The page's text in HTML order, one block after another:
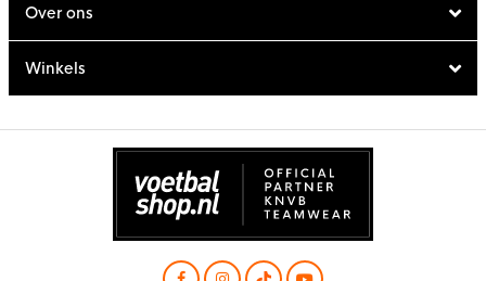
Over ons
Winkels